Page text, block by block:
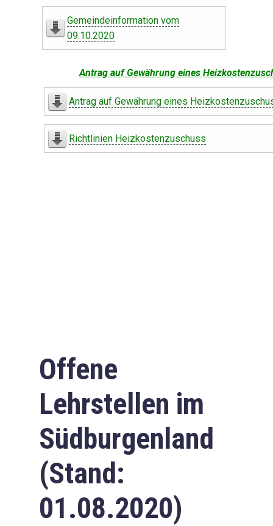
Gemeindeinformation vom
09.10.2020
Antrag auf Gewährung eines
Antrag auf Gewährung eines
Richtlinien Heizkostenzuschuss
Offene
Lehrstellen im
Südburgenland
(Stand:
01.08.2020)